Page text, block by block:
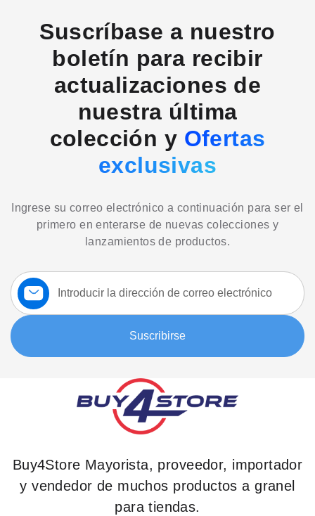
Suscríbase a nuestro
boletín para recibir
actualizaciones de
nuestra última
colección y Ofertas
exclusivas
Ingrese su correo electrónico a continuación para ser el
primero en enterarse de nuevas colecciones y
lanzamientos de productos.
Suscríbase
a
nuestro
boletín:
Suscribirse
Buy4Store Mayorista, proveedor, importador
y vendedor de muchos productos a granel
para tiendas.